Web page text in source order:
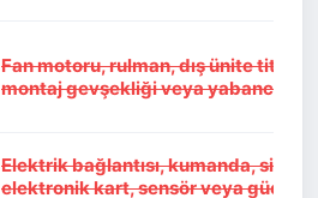
Fan motoru, rulman, dış ünite
montaj gevşekliği veya yabancı
Elektrik bağlantısı, kumanda,
elektronik kart, sensör veya güç